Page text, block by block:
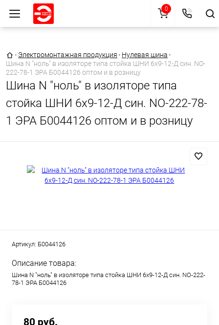
Главная страница
• Электромонтажная продукция • Нулевая шина •
Шина N "ноль" в изоляторе типа стойка ШНИ 6х9-12-Д син. NO-
222-78-1 ЭРА Б0044126 оптом и в розницу
Шина N "ноль" в изоляторе типа
стойка ШНИ 6х9-12-Д син. NO-222-78-
1 ЭРА Б0044126 оптом и в розницу
Артикул: Б0044126
Описание товара:
Шина N "ноль" в изоляторе типа стойка ШНИ 6х9-12-Д син. NO-222-
78-1 ЭРА Б0044126
80 руб.
0